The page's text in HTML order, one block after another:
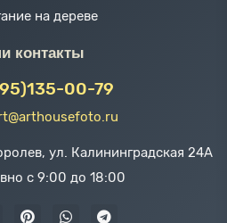
на дереве
контакты
00-79
ул. Калининградская 24А
с 9:00 до 18:00